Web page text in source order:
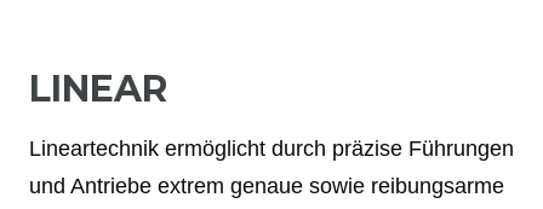
LINEAR
Lineartechnik ermöglicht durch präzise Führungen
und Antriebe extrem genaue sowie reibungsarme